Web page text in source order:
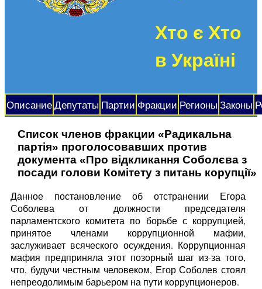
Хто є Хто
в Україні
Описание Депутаты Партии Фракции Регионы Законы
Список членов фракции «Радикальна
партія» проголосовавших против
документа «Про відкликання Соболєва з
посади голови Комітету з питань корупції»
Данное постановление об отстранении Егора
Соболева от должности председателя
парламентского комитета по борьбе с коррупцией,
принятое членами коррупционной мафии,
заслуживает всяческого осуждения. Коррупционная
мафия предприняла этот позорный шаг из-за того,
что, будучи честным человеком, Егор Соболев стоял
непреодолимым барьером на пути коррупционеров.